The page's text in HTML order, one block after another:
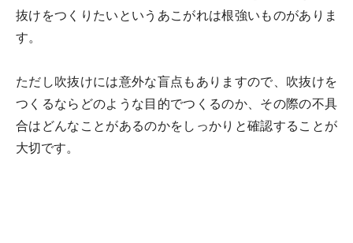
抜けをつくりたいというあこがれは根強いものがありま
す。
ただし吹抜けには意外な盲点もありますので、吹抜けを
つくるならどのような目的でつくるのか、その際の不具
合はどんなことがあるのかをしっかりと確認することが
大切です。